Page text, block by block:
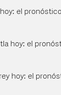
el
hoy: el
hoy: el